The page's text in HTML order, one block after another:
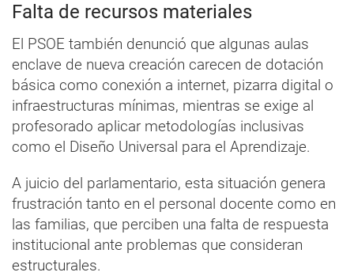
Falta de recursos materiales
El PSOE también denunció que algunas aulas
enclave de nueva creación carecen de dotación
básica como conexión a internet, pizarra digital o
infraestructuras mínimas, mientras se exige al
profesorado aplicar metodologías inclusivas
como el Diseño Universal para el Aprendizaje.
A juicio del parlamentario, esta situación genera
frustración tanto en el personal docente como en
las familias, que perciben una falta de respuesta
institucional ante problemas que consideran
estructurales.